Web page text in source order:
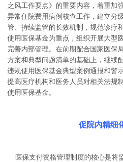
之风工作要点》的重要内容，着重加
异常住院费用病例核查工作，建立分
管、持续监管的长效机制，规范诊疗
使用医保基金为重点，组织开展大型
完善内部管理。在前期配合国家医保
方案和典型问题清单的基础上，继续
违规使用医保基金典型案例通报和警
提高医疗机构和医务人员对相关法规
使用医保基金。
促院内精细
医保支付资格管理制度的核心是将